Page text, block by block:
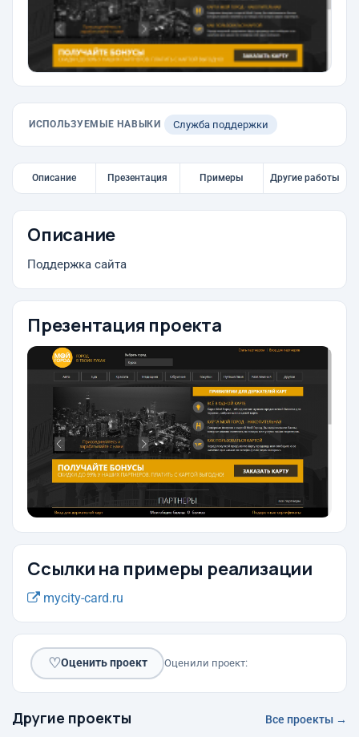
ИСПОЛЬЗУЕМЫЕ НАВЫКИ Служба поддержки
Описание Презентация Примеры Другие работы
Описание
Поддержка сайта
Презентация проекта
Ссылки на примеры реализации
mycity-card.ru
♡Оценить проект Оценили проект:
Другие проекты Все проекты →